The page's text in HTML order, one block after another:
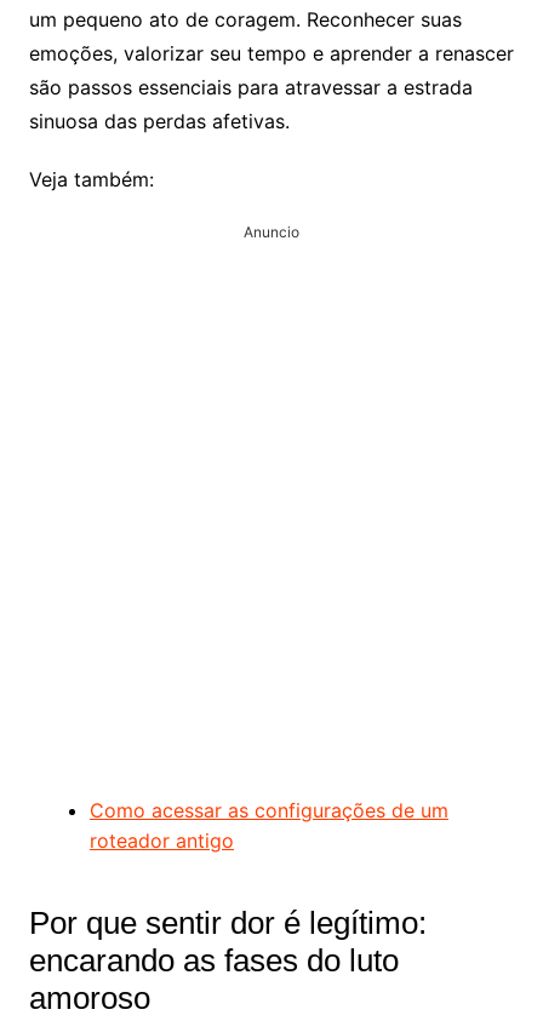
um pequeno ato de coragem. Reconhecer suas
emoções, valorizar seu tempo e aprender a renascer
são passos essenciais para atravessar a estrada
sinuosa das perdas afetivas.
Veja também:
Anuncio
Como acessar as configurações de um
roteador antigo
Por que sentir dor é legítimo:
encarando as fases do luto
amoroso